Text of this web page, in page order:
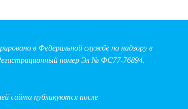
в Федеральной службе по надзору в
номер Эл № ФС77-76894.
сайта публикуются после